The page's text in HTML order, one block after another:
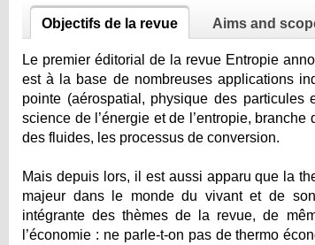
Objectifs de la revue Aims and
Le premier éditorial de la revue Entropie
est à la base de nombreuses applications
pointe (aérospatial, physique des particules
science de l’énergie et de l’entropie,
des fluides, les processus de conversion.
Mais depuis lors, il est aussi apparu que la
majeur dans le monde du vivant et de
intégrante des thèmes de la revue, de
l’économie : ne parle-t-on pas de thermo